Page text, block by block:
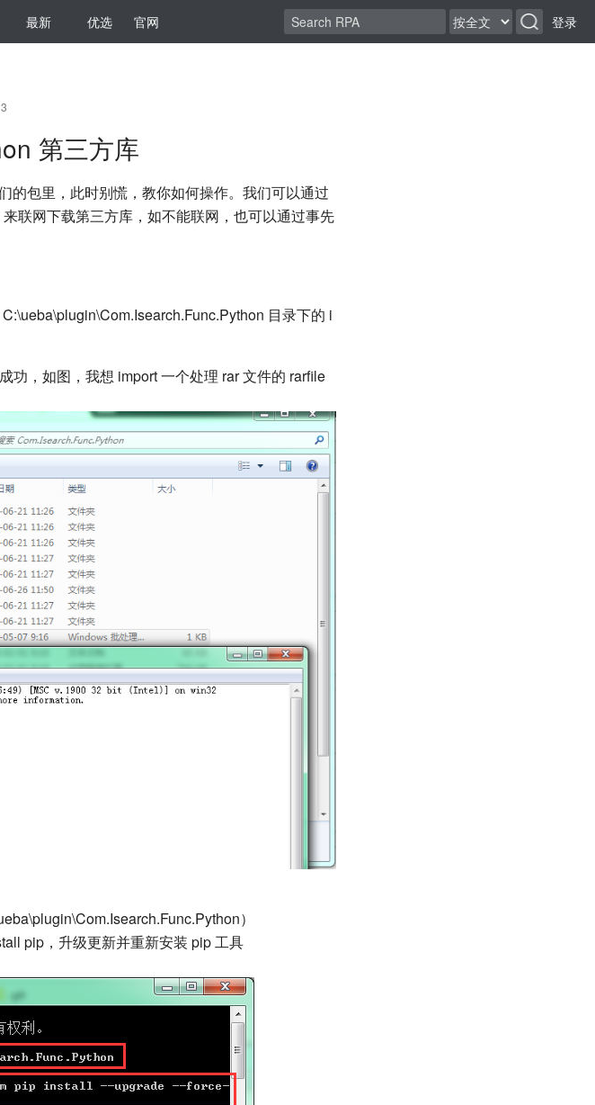
最新 优选 官网 登录
第三方库
的包里，此时别慌，教你如何操作。我们可以通过
联网下载第三方库，如不能联网，也可以通过事先
目录下的 i
功，如图，我想 import 一个处理 rar 文件的 rarfile
）
pip，升级更新并重新安装 pip 工具